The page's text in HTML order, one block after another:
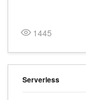
1445
Serverless